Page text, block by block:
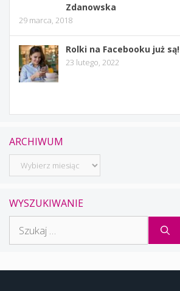
Zdanowska
29 marca, 2018
Rolki na Facebooku już są!
23 lutego, 2022
ARCHIWUM
Archiwum
WYSZUKIWANIE